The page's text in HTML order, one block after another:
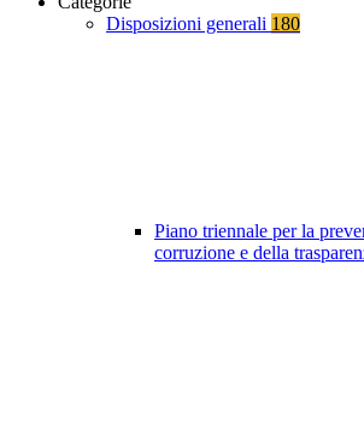
Disposizioni generali 180
Piano triennale per la
corruzione e della